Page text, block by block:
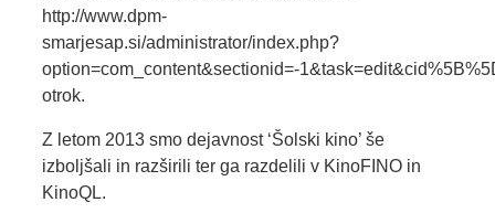
http://www.dpm-
smarjesap.si/administrator/index.php?
option=com_content&sectionid=-
otrok.
Z letom 2013 smo dejavnost ‘Šolski kino’ še
izboljšali in razširili ter ga razdelili v KinoFINO in
KinoQL.